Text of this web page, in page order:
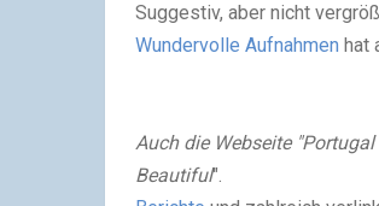
Suggestiv, aber nicht
Wundervolle Aufnahmen hat
Auch die Webseite
Beautiful".